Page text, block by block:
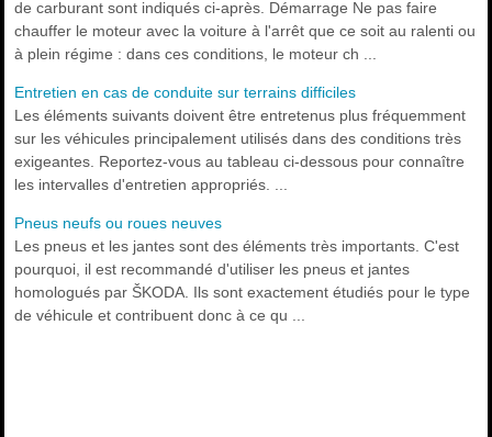
de carburant sont indiqués ci-après. Démarrage Ne pas faire
chauffer le moteur avec la voiture à l'arrêt que ce soit au ralenti ou
à plein régime : dans ces conditions, le moteur ch ...
Entretien en cas de conduite sur terrains difficiles
Les éléments suivants doivent être entretenus plus fréquemment
sur les véhicules principalement utilisés dans des conditions très
exigeantes. Reportez-vous au tableau ci-dessous pour connaître
les intervalles d'entretien appropriés. ...
Pneus neufs ou roues neuves
Les pneus et les jantes sont des éléments très importants. C'est
pourquoi, il est recommandé d'utiliser les pneus et jantes
homologués par ŠKODA. Ils sont exactement étudiés pour le type
de véhicule et contribuent donc à ce qu ...